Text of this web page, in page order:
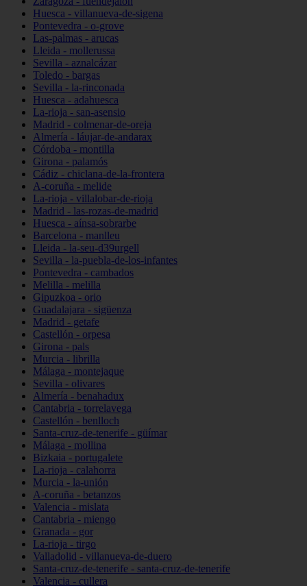
Huesca - villanueva-de-sigena
Pontevedra - o-grove
Las-palmas - arucas
Lleida - mollerussa
Sevilla - aznalcázar
Toledo - bargas
Sevilla - la-rinconada
Huesca - adahuesca
La-rioja - san-asensio
Madrid - colmenar-de-oreja
Almería - láujar-de-andarax
Córdoba - montilla
Girona - palamós
Cádiz - chiclana-de-la-frontera
A-coruña - melide
La-rioja - villalobar-de-rioja
Madrid - las-rozas-de-madrid
Huesca - aínsa-sobrarbe
Barcelona - manlleu
Lleida - la-seu-d39urgell
Sevilla - la-puebla-de-los-infantes
Pontevedra - cambados
Melilla - melilla
Gipuzkoa - orio
Guadalajara - sigüenza
Madrid - getafe
Castellón - orpesa
Girona - pals
Murcia - librilla
Málaga - montejaque
Sevilla - olivares
Almería - benahadux
Cantabria - torrelavega
Castellón - benlloch
Santa-cruz-de-tenerife - güímar
Málaga - mollina
Bizkaia - portugalete
La-rioja - calahorra
Murcia - la-unión
A-coruña - betanzos
Valencia - mislata
Cantabria - miengo
Granada - gor
La-rioja - tirgo
Valladolid - villanueva-de-duero
Santa-cruz-de-tenerife - santa-cruz-de-tenerife
Valencia - cullera